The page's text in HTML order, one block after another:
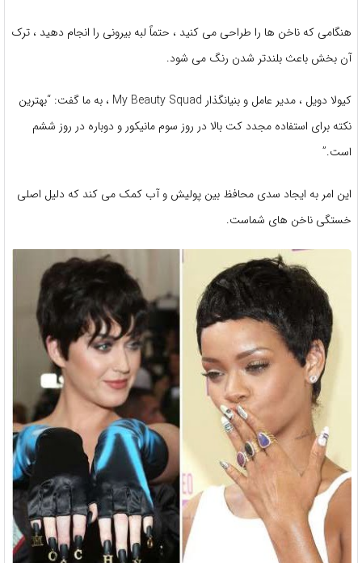
هنگامی که ناخن ها را طراحی می کنید ، حتماً لبه بیرونی را انجام دهید ، ترک
آن بخش باعث بلندتر شدن رنگ می شود.
کیولا دویل ، مدیر عامل و بنیانگذار My Beauty Squad ، به ما گفت: “بهترین
نکته برای استفاده مجدد کت بالا در روز سوم مانیکور و دوباره در روز ششم
است.”
این امر به ایجاد سدی محافظ بین پولیش و آب کمک می کند که دلیل اصلی
خستگی ناخن های شماست.